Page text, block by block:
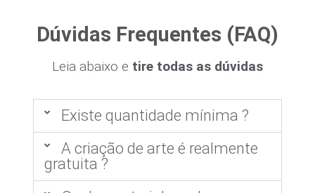
Dúvidas Frequentes (FAQ)
Leia abaixo e tire todas as dúvidas
Existe quantidade mínima ?
A criação de arte é realmente
gratuita ?